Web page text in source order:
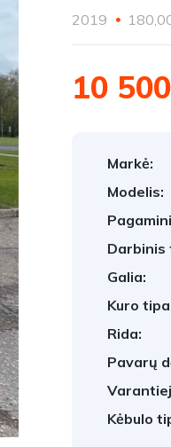
2019
10
Markė:
Modelis:
Darbinis
Galia:
Kuro
Rida:
Pavarų
Kėbulo